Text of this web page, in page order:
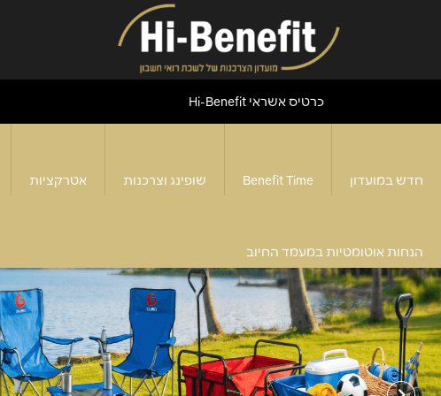
כרטיס אשראי Hi-Benefit
חדש במועדון Benefit Time שופינג וצרכנות אטרקציות
הנחות אוטומטיות במעמד החיוב